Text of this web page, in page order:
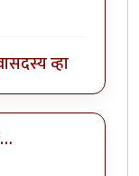
सदस्य व्हा